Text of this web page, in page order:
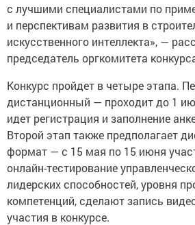
с лучшими специалистами по
и перспективам развития в
искусственного интеллекта», —
председатель оргкомитета
Конкурс пройдет в четыре этапа.
дистанционный — проходит до 1
идет регистрация и заполнение
Второй этап также предполагает
формат — с 15 мая по 15 июня
онлайн-тестирование
лидерских способностей, уровня
компетенций, сделают запись
участия в конкурсе.